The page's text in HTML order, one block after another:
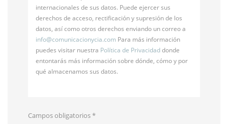
internacionales de sus datos. Puede ejercer sus
derechos de acceso, rectificación y supresión de los
datos, así como otros derechos enviando un correo a
info@comunicacionycia.com Para más información
puedes visitar nuestra Política de Privacidaddonde
entontarás más información sobre dónde, cómo y por
qué almacenamos sus datos.
Campos obligatorios*